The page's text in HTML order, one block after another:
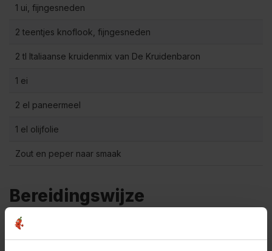
1 ui, fijngesneden
2 teentjes knoflook, fijngesneden
2 tl Italiaanse kruidenmix van De Kruidenbaron
1 ei
2 el paneermeel
1 el olijfolie
Zout en peper naar smaak
Bereidingswijze
1